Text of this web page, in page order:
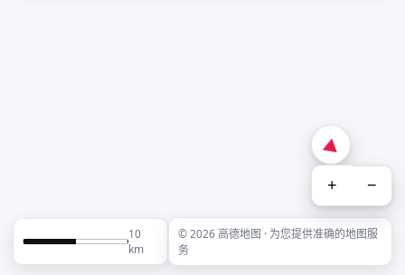
+ −
10
km
© 2026 高德地图 · 为您提供准确的地图服
务